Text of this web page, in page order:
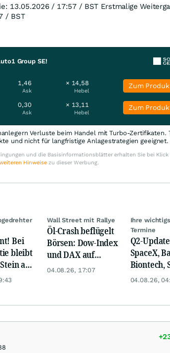
13.05.2026 / 17:57 / BST Erstmalige
/ BST
Group SE!
1,46
Ask
× 14,58
Hebel
Zum
0,30
Ask
× 13,11
Hebel
Zum
Verluste beim Handel mit Turbo-Zertifikaten.
und nicht für langfristige Anlagestrategien geeignet.
und die Basisinformationsblätter erhalten Sie bei Klick
Hinweisezu dieser Werbung.
Bei
bleibt
auf
Wall Street mit Rallye
Öl-Crash beflügelt
Börsen: Dow-Index
und DAX auf
Rekord, Gold zieht
04.08.26, 17:07
Ihre
Termine
Q2-
SpaceX,
Biontech,
Pfizer,
04.08.26,